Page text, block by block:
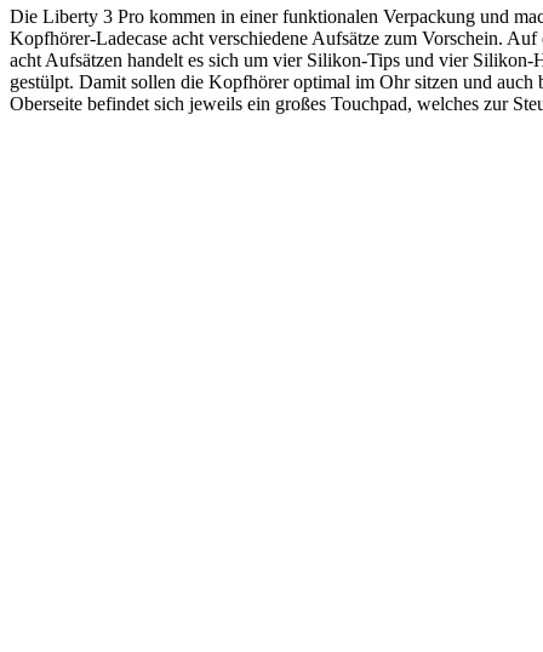
Die Liberty 3 Pro kommen in einer funktionalen Verpackung und
Kopfhörer-Ladecase acht verschiedene Aufsätze zum Vorschein.
acht Aufsätzen handelt es sich um vier Silikon-Tips und vier
gestülpt. Damit sollen die Kopfhörer optimal im Ohr sitzen und
Oberseite befindet sich jeweils ein großes Touchpad, welches zur